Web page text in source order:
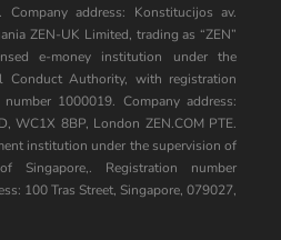
Company address: Konstitucijos av.
ZEN-UK Limited, trading as “ZEN”
e-money institution under the
Conduct Authority, with registration
1000019. Company address:
WC1X 8BP, London ZEN.COM PTE.
institution under the supervision of
Singapore,. Registration number
100 Tras Street, Singapore, 079027,